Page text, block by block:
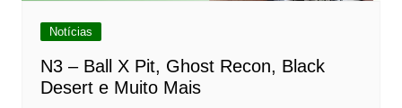
Notícias
N3 – Ball X Pit, Ghost Recon, Black
Desert e Muito Mais